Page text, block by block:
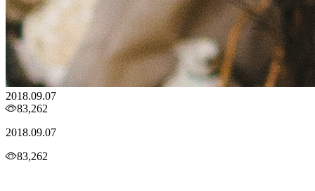
2018.09.07
83,262
2018.09.07
83,262